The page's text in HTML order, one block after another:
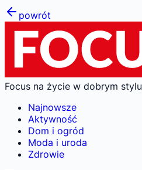
powrót
Focus na życie w dobrym stylu
Najnowsze
Aktywność
Dom i ogród
Moda i uroda
Zdrowie